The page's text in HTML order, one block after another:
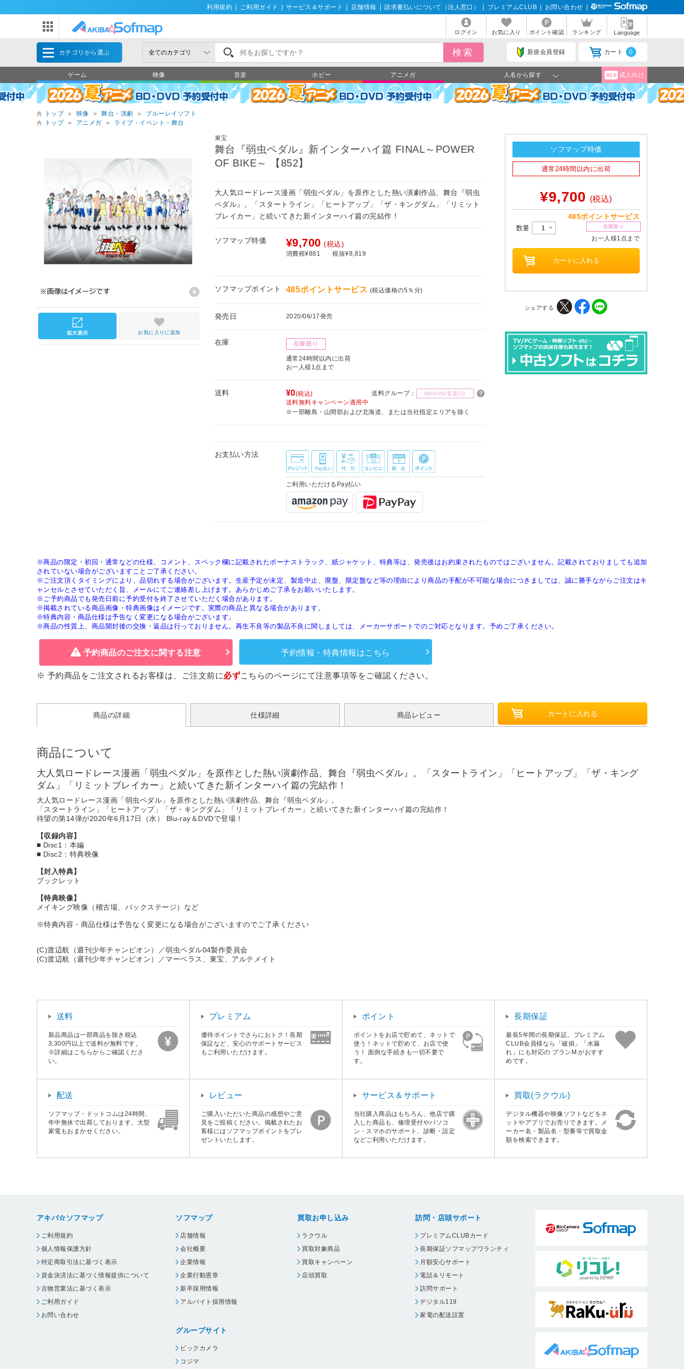
利用規約 ご利用ガイド サービス＆サポート 店舗情報 請求書払いについて（法人窓口） プレミアムCLUB お問い合わせ
ログイン お気に入り ポイント確認 ランキング Language
カテゴリから選ぶ 新規会員登録 カート 0
ゲーム 映像 音楽 ホビー アニメガ 人名から探す R18 成人向け
トップ ＞ 映像 ＞ 舞台・演劇 ＞
ブルーレイソフト
トップ
＞ アニメガ ＞ ライブ・イベント・舞台
東宝
舞台『弱虫ペダル』新インターハイ篇 FINAL～POWER
OF BIKE～ 【852】
大人気ロードレース漫画「弱虫ペダル」を原作とした熱い演劇作品、舞台『弱虫
ペダル』。「スタートライン」「ヒートアップ」「ザ・キングダム」「リミット
ブレイカー」と続いてきた新インターハイ篇の完結作！
ソフマップ特価 ¥9,700 (税込)
消費税¥881 税抜¥8,819
ソフマップポイント 485ポイントサービス (税込価格の5％分)
発売日 2020/06/17発売
在庫 在庫限り
通常24時間以内に出荷
お一人様1点まで
送料 ¥0(税込) 送料グループ： BD/DVD/音楽CD
送料無料キャンペーン適用中
※一部離島・山間部および北海道、または当社指定エリアを除く
お支払い方法
ご利用いただけるPay払い
お気に入りに追加
ソフマップ特価
通常24時間以内に出荷
¥9,700 (税込)
485ポイントサービス
数量 在庫限り
お一人様1点まで
シェアする
※商品の限定・初回・通常などの仕様、コメント、スペック欄に記載されたボーナストラック、紙ジャケット、特典等は、発売後はお約束されたものではございません。記載されておりましても追加
されていない場合がございますことご了承ください。
※ご注文頂くタイミングにより、品切れする場合がございます。生産予定が未定、製造中止、廃盤、限定盤など等の理由により商品の手配が不可能な場合につきましては、誠に勝手ながらご注文はキ
ャンセルとさせていただく旨、メールにてご連絡差し上げます。あらかじめご了承をお願いいたします。
※ご予約商品でも発売日前に予約受付を終了させていただく場合があります。
※掲載されている商品画像・特典画像はイメージです。実際の商品と異なる場合があります。
※特典内容・商品仕様は予告なく変更になる場合がございます。
※商品の性質上、商品開封後の交換・返品は行っておりません。再生不良等の製品不良に関しましては、メーカーサポートでのご対応となります。予めご了承ください。
予約商品のご注文に関する注意 予約情報・特典情報はこちら
※ 予約商品をご注文されるお客様は、ご注文前に必ずこちらのページにて注意事項等をご確認ください。
商品の詳細 仕様詳細 商品レビュー
商品について
大人気ロードレース漫画「弱虫ペダル」を原作とした熱い演劇作品、舞台『弱虫ペダル』。「スタートライン」「ヒートアップ」「ザ・キング
ダム」「リミットブレイカー」と続いてきた新インターハイ篇の完結作！
大人気ロードレース漫画「弱虫ペダル」を原作とした熱い演劇作品、舞台『弱虫ペダル』。
「スタートライン」「ヒートアップ」「ザ・キングダム」「リミットブレイカー」と続いてきた新インターハイ篇の完結作！
待望の第14弾が2020年6月17日（水） Blu-ray＆DVDで登場！
【収録内容】
■ Disc1：本編
■ Disc2：特典映像
【封入特典】
ブックレット
【特典映像】
メイキング映像（稽古場、バックステージ）など
※特典内容・商品仕様は予告なく変更になる場合がございますのでご了承ください
(C)渡辺航（週刊少年チャンピオン）／弱虫ペダル04製作委員会
(C)渡辺航（週刊少年チャンピオン）／マーベラス、東宝、アルテメイト
送料
新品商品は一部商品を除き税込
3,300円以上で送料が無料です。
※詳細はこちらからご確認くださ
い。
プレミアム
優待ポイントでさらにおトク！長期
保証など、安心のサポートサービス
もご利用いただけます。
ポイント
ポイントをお店で貯めて、ネットで
使う！ネットで貯めて、お店で使
う！ 面倒な手続きも一切不要で
す。
長期保証
最長5年間の長期保証。プレミアム
CLUB会員様なら「破損」「水漏
れ」にも対応の プランM がおすす
めです。
配送
ソフマップ・ドットコムは24時間、
年中無休で出荷しております。大型
家電もおまかせください。
レビュー
ご購入いただいた商品の感想やご意
見をご投稿ください。掲載されたお
客様にはソフマップポイントをプレ
ゼントいたします。
サービス＆サポート
当社購入商品はもちろん、他店で購
入した商品も、修理受付やパソコ
ン・スマホのサポート、診断・設定
などご利用いただけます。
買取(ラクウル)
デジタル機器や映像ソフトなどをネ
ットやアプリでお売りできます。メ
ーカー名・製品名・型番等で買取金
額を検索できます。
アキバ☆ソフマップ
ご利用規約
個人情報保護方針
特定商取引法に基づく表示
資金決済法に基づく情報提供について
古物営業法に基づく表示
ご利用ガイド
お問い合わせ
ソフマップ
店舗情報
会社概要
企業情報
企業行動憲章
新卒採用情報
アルバイト採用情報
グループサイト
ビックカメラ
コジマ
買取お申し込み
ラクウル
買取対象商品
買取キャンペーン
店頭買取
訪問・店頭サポート
プレミアムCLUBカード
長期保証ソフマップワランティ
月額安心サポート
電話＆リモート
訪問サポート
デジタル119
家電の配送設置